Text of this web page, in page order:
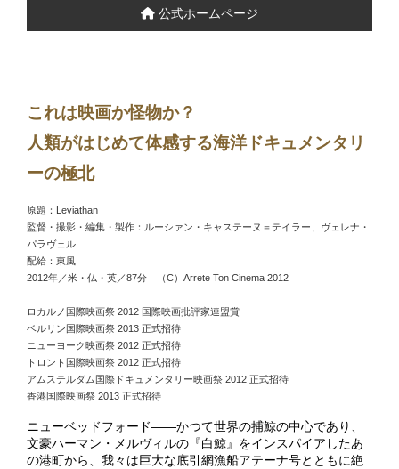
公式ホームページ
これは映画か怪物か？
人類がはじめて体感する海洋ドキュメンタリ
ーの極北
原題：Leviathan
監督・撮影・編集・製作：ルーシァン・キャステーヌ＝テイラー、ヴェレナ・
パラヴェル
配給：東風
2012年／米・仏・英／87分 （C）Arrete Ton Cinema 2012
ロカルノ国際映画祭 2012 国際映画批評家連盟賞
ベルリン国際映画祭 2013 正式招待
ニューヨーク映画祭 2012 正式招待
トロント国際映画祭 2012 正式招待
アムステルダム国際ドキュメンタリー映画祭 2012 正式招待
香港国際映画祭 2013 正式招待
ニューベッドフォード――かつて世界の捕鯨の中心であり、
文豪ハーマン・メルヴィルの『白鯨』をインスパイアしたあ
の港町から、我々は巨大な底引網漁船アテーナ号とともに絶